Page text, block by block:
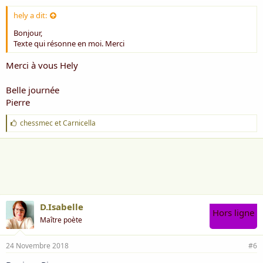
hely a dit:
Bonjour,
Texte qui résonne en moi. Merci
Merci à vous Hely
Belle journée
Pierre
J
'
a
chessmecetCarnicella
D.Isabelle
Maître poète
Hors ligne
24 Novembre 2018 #6